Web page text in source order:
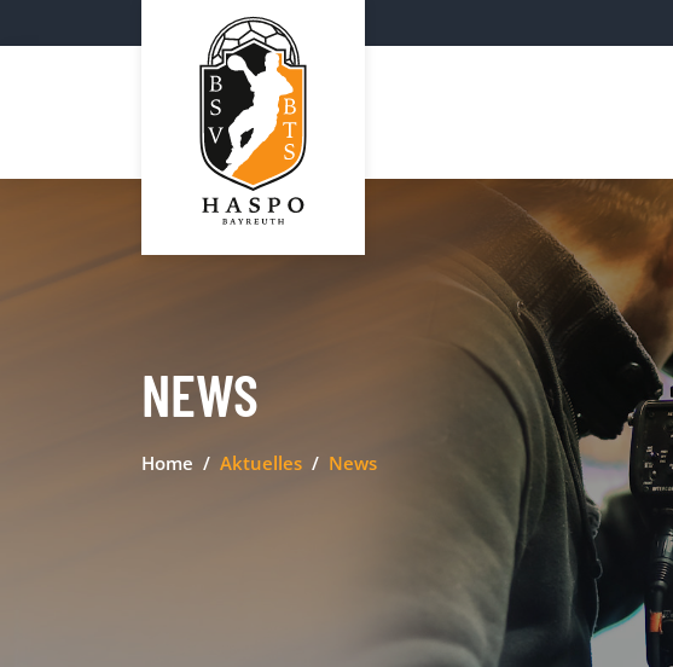
NEWS
Home Aktuelles News